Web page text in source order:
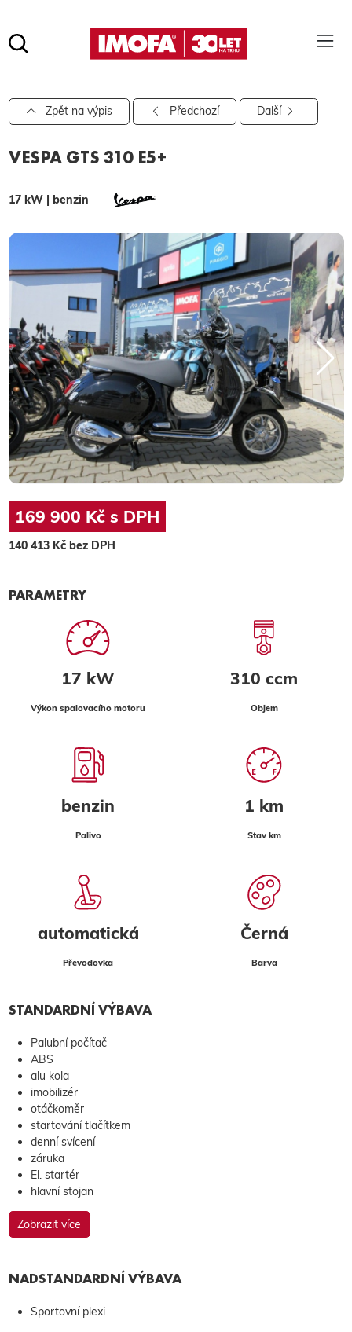
hledat
Pro vyhledávání zadejte alespoň 3 znaky.
Zpět na výpis Předchozí Další
VESPA GTS 310 E5+
17 kW | benzin
169 900 Kč s DPH
140 413 Kč bez DPH
PARAMETRY
17 kW
Výkon spalovacího motoru
310 ccm
Objem
benzin
Palivo
1 km
Stav km
automatická
Převodovka
Černá
Barva
STANDARDNÍ VÝBAVA
Palubní počítač
ABS
alu kola
imobilizér
otáčkoměr
startování tlačítkem
denní svícení
záruka
El. startér
hlavní stojan
Zobrazit více
NADSTANDARDNÍ VÝBAVA
Sportovní plexi